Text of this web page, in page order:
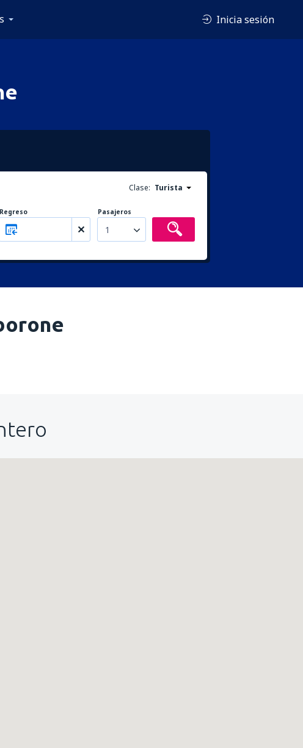
Inicia sesión
Clase: Turista
Regreso Pasajeros
1